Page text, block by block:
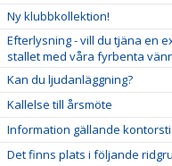
Ny klubbkollektion!
Efterlysning - vill du tjäna en
stallet med våra fyrbenta
Kan du ljudanläggning?
Kallelse till årsmöte
Information gällande
Det finns plats i följande